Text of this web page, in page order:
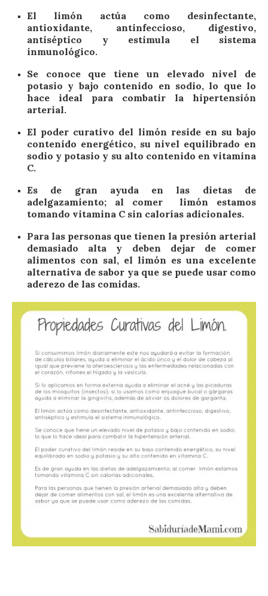
El limón actúa como desinfectante,
antioxidante, antinfeccioso, digestivo,
antiséptico y estimula el sistema
inmunológico.
Se conoce que tiene un elevado nivel de
potasio y bajo contenido en sodio, lo que lo
hace ideal para combatir la hipertensión
arterial.
El poder curativo del limón reside en su bajo
contenido energético, su nivel equilibrado en
sodio y potasio y su alto contenido en vitamina
C.
Es de gran ayuda en las dietas de
adelgazamiento; al comer limón estamos
tomando vitamina C sin calorías adicionales.
Para las personas que tienen la presión arterial
demasiado alta y deben dejar de comer
alimentos con sal, el limón es una excelente
alternativa de sabor ya que se puede usar como
aderezo de las comidas.